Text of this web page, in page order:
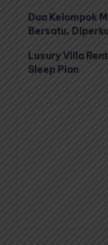
Dua Kelompok
Bersatu,
Luxury Villa
Sleep Plan